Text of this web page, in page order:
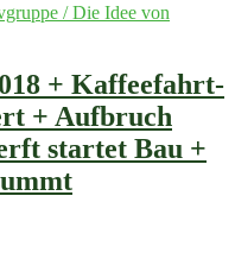
/ Die Idee von
+ Kaffeefahrt-
+ Aufbruch
startet Bau +